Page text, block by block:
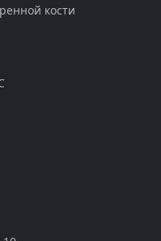
кости